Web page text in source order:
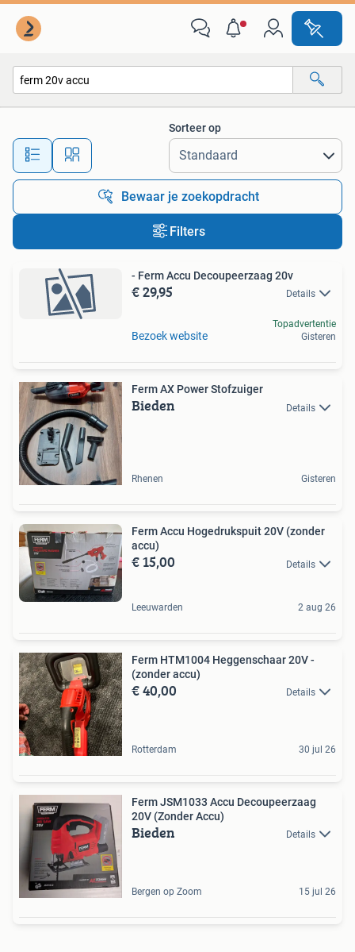
Alle afstanden…
Sorteer op
Bewaar je zoekopdracht
Filters
- Ferm Accu Decoupeerzaag 20v
€ 29,95 Details
Bezoek website
Topadvertentie
Gisteren
Ferm AX Power Stofzuiger
Bieden Details
Rhenen Gisteren
Ferm Accu Hogedrukspuit 20V (zonder
accu)
€ 15,00 Details
Leeuwarden 2 aug 26
Ferm HTM1004 Heggenschaar 20V -
(zonder accu)
€ 40,00 Details
Rotterdam 30 jul 26
Ferm JSM1033 Accu Decoupeerzaag
20V (Zonder Accu)
Bieden Details
Bergen op Zoom 15 jul 26